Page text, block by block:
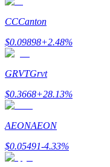
Ticaret bilgileri vb.
Rehber
CCCanton
$0.09898+2.48%
GRVTGrvt
$0.3668+28.13%
AEONAEON
$0.05491-4.33%